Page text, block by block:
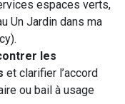
espaces verts,
Un Jardin dans ma
les
et clarifier l’accord
ou bail à usage